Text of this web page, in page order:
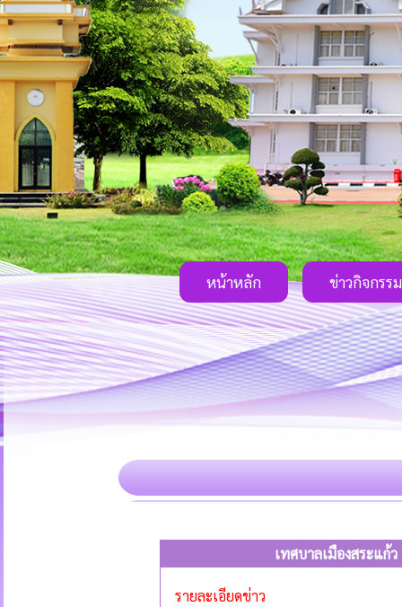
หน้าหลัก ข่าวกิจกรรม
เทศบาลเมืองสระแ
รายละเอียดข่าว